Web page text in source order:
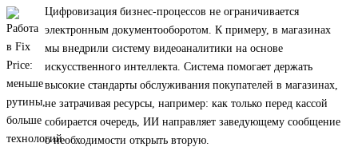
Цифровизация бизнес-процессов не ограничивается
электронным документооборотом. К примеру, в магазинах
мы внедрили систему видеоаналитики на основе
искусственного интеллекта. Система помогает держать
высокие стандарты обслуживания покупателей в магазинах,
не затрачивая ресурсы, например: как только перед кассой
собирается очередь, ИИ направляет заведующему сообщение
о необходимости открыть вторую.